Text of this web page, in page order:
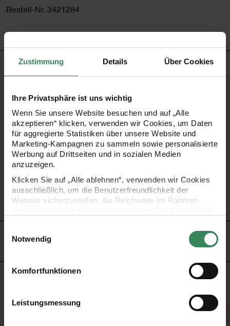
Zustimmung Details Über Cookies
Ihre Privatsphäre ist uns wichtig
Wenn Sie unsere Website besuchen und auf „Alle
akzeptieren“ klicken, verwenden wir Cookies, um Daten
für aggregierte Statistiken über unsere Website und
Marketing-Kampagnen zu sammeln sowie personalisierte
Werbung auf Drittseiten und in sozialen Medien
anzuzeigen.
Klicken Sie auf „Alle ablehnen“, verwenden wir Cookies
ausschließlich, um die Benutzerfreundlichkeit der
Website sicherzustellen, die Reichweite im Rahmen
Ihre Einwilligung ist freiwillig und kann jederzeit über den
Link „Cookie-Einstellungen“ im Fußbereich der Seite
verwendeten Technologien und den Empfängern der
Daten finden Sie in unserer Datenschutzerklärung.
Notwendig
Komfortfunktionen
Leistungsmessung
Bestell-Nr. 3421284
PRODUKTBESCHREIBUNG
Mit diesen farbenfrohen Bleistiften mit Kirschblüten-Motiv
macht das Schreiben und Zeichnen gleich doppelt so viel
Spaß! Sie erhalten 4 Bleistifte mit pinkem Radiergummi.
ideal für Schule oder Büro und zum Zeichnen
Inhalt: 4 Bleistifte
Material: Holz
mit Radiergummi
HERSTELLER
orange 20x15cm
Paper Poetry Bleistifte All shades of Sakura 8er-
Paper Poetry